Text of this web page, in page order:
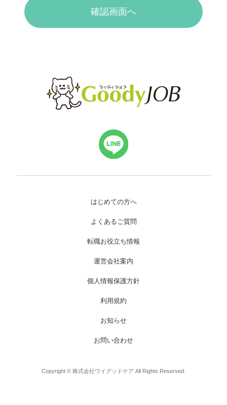
確認画面へ
はじめての方へ
よくあるご質問
転職お役立ち情報
運営会社案内
個人情報保護方針
利用規約
お知らせ
お問い合わせ
Copyright © 株式会社ワイグッドケア All Rights Reserved.